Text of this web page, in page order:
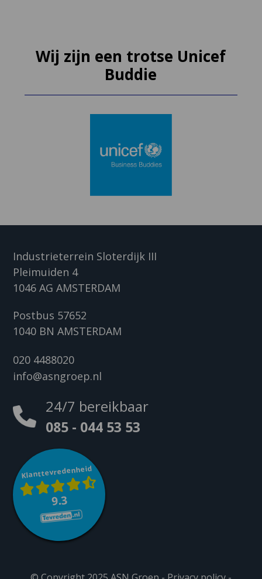
Wij zijn een trotse Unicef
Buddie
Industrieterrein Sloterdijk III
Pleimuiden 4
1046 AG AMSTERDAM
Postbus 57652
1040 BN AMSTERDAM
020 4488020
info@asngroep.nl
24/7 bereikbaar
085 - 044 53 53
Klanttevredenheid
9.3